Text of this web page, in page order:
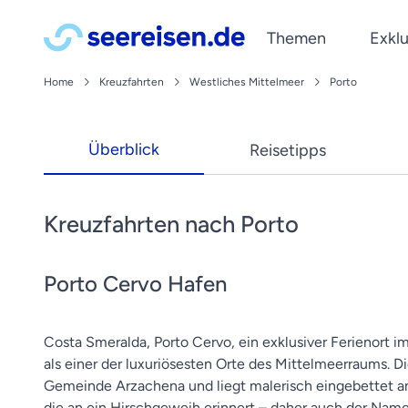
Themen
Kreuzfahrten mit Flug
Wellnesskreuzfahrten
Phoenix Reisen
Plantours
VIVA Cruises
Kanaren
Orient
Reiseberichte
News
werden lassen!
Home Kreuzfahrten Westliches Mittelmeer Porto
Überblick Reisetipps
Kreuzfahrten nach Porto
Porto Cervo Hafen
Costa Smeralda, Porto Cervo, ein exklusiver Ferienort
als einer der luxuriösesten Orte des Mittelmeerraums.
Gemeinde Arzachena und liegt malerisch eingebettet